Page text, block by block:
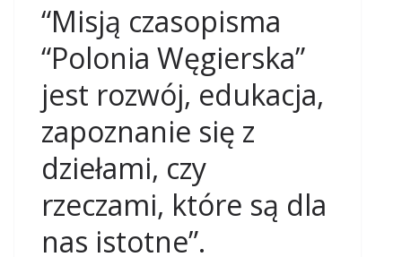
“Misją czasopisma
“Polonia Węgierska”
jest rozwój, edukacja,
zapoznanie się z
dziełami, czy
rzeczami, które są dla
nas istotne”.